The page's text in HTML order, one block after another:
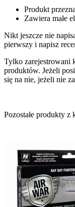
Produkt
Zawiera małe
Nikt jeszcze nie
pierwszy i napisz
Tylko zarejestrowani
produktów. Jeżeli
się na nie, jeżeli nie
Pozostałe produkty z